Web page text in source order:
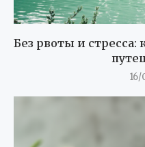
Без рвоты и стресса: